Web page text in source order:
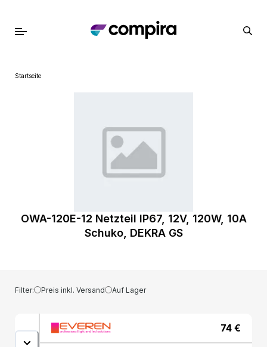
Startseite
OWA-120E-12 Netzteil IP67, 12V, 120W, 10A
Schuko, DEKRA GS
Filter: Preis inkl. Versand Auf Lager
74 €